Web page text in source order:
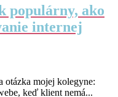
populárny, ako
internej
otázka mojej kolegyne:
keď klient nemá...